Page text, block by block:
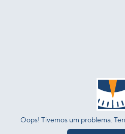
Oops! Tivemos um problema.